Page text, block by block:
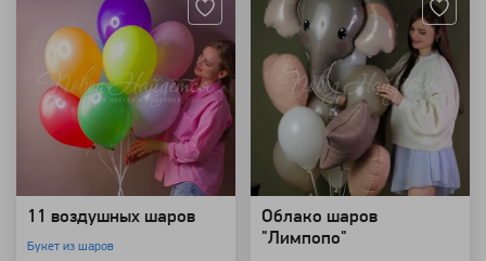
11 воздушных шаров
Букет из шаров
Облако шаров
"Лимпопо"